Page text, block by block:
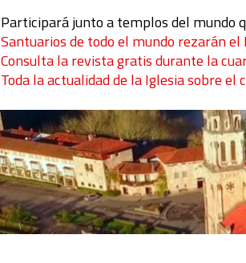
Participará junto a templos del mundo
Santuarios de todo el mundo rezarán
Consulta la revista gratis durante la
Toda la actualidad de la Iglesia sobre el